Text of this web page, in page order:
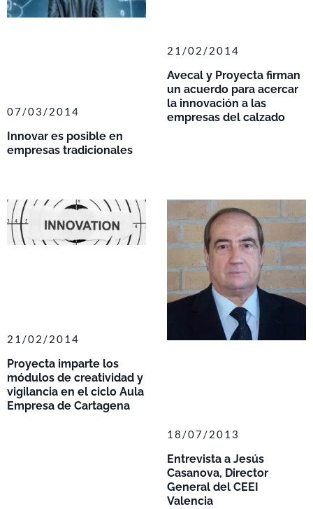
Innovar es posible en
empresas tradicionales
07/03/2014
Avecal y Proyecta firman
un acuerdo para acercar
la innovación a las
empresas del calzado
21/02/2014
Proyecta imparte los
módulos de creatividad y
vigilancia en el ciclo Aula
Empresa de Cartagena
21/02/2014
Entrevista a Jesús
Casanova, Director
General del CEEI
Valencia
18/07/2013